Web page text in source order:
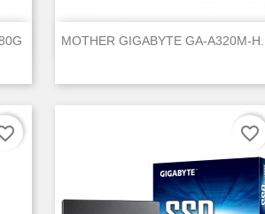
MOTHER GIGABYTE GA-A320M-H...
Vista rápida
favorite_border